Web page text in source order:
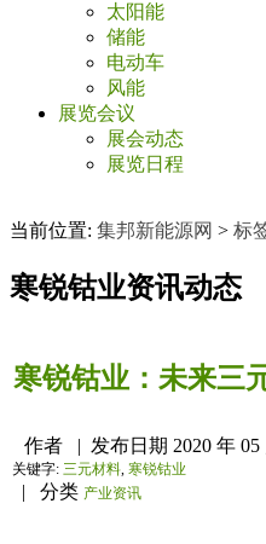
太阳能
储能
电动车
风能
展览会议
展会动态
展览日程
当前位置: 集邦新能源网 > 标
寒锐钴业资讯动态
寒锐钴业：未来三
作者 | 发布日期 2020 年
关键字: 三元材料, 寒锐钴业
| 分类 产业资讯